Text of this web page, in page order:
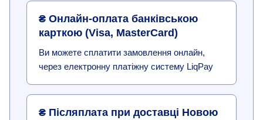
₴ Онлайн-оплата банківською
карткою (Visa, MasterCard)
Ви можете сплатити замовлення онлайн,
через електронну платіжну систему LiqPay
₴ Післяплата при доставці Новою